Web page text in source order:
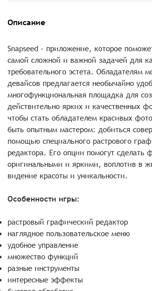
Описание
Snapseed – приложение, которое
самой сложной и важной задачей для
требовательного эстета. Обладателям
девайсов предлагается необычайно
многофункциональная площадка для
действительно ярких и качественных
чтобы стать обладателем красивых
быть опытным мастером: добиться
помощью специального растрового
редактора. Его опции помогут сделать
оригинальными и яркими, воплотив в
видение красоты и уникальности.
Особенности игры:
растровый графический редактор
наглядное пользовательское меню
удобное управление
множество функций
разные инструменты
интересные эффекты